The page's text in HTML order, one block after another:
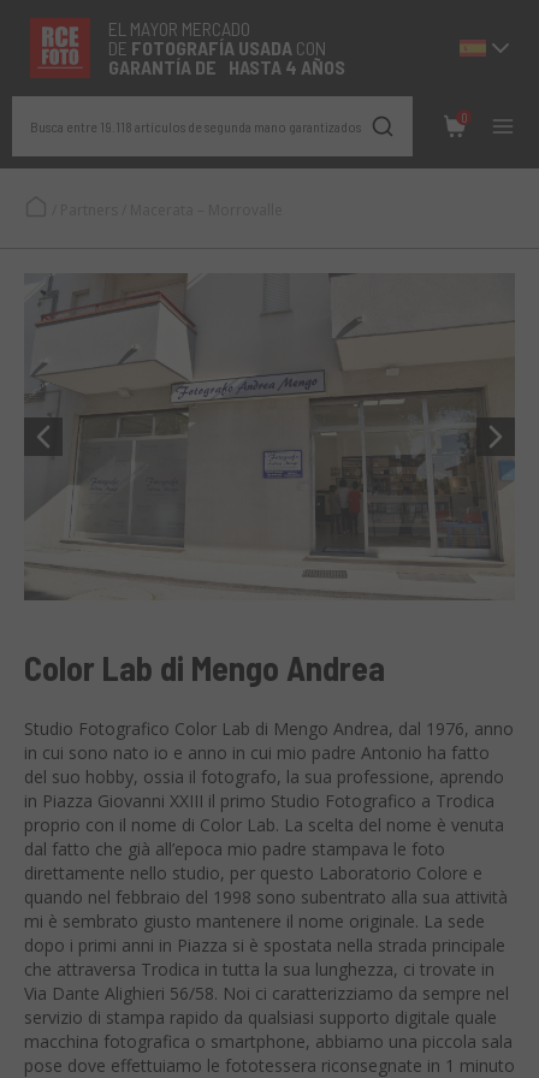
EL MAYOR MERCADO
DE FOTOGRAFÍA USADA CON
GARANTÍA DE HASTA 4 AÑOS
Busca entre 19.118 artículos de segunda mano garantizados
0
Color Lab di Mengo Andrea
Studio Fotografico Color Lab di Mengo Andrea, dal 1976, anno
in cui sono nato io e anno in cui mio padre Antonio ha fatto
del suo hobby, ossia il fotografo, la sua professione, aprendo
in Piazza Giovanni XXIII il primo Studio Fotografico a Trodica
proprio con il nome di Color Lab. La scelta del nome è venuta
dal fatto che già all’epoca mio padre stampava le foto
direttamente nello studio, per questo Laboratorio Colore e
quando nel febbraio del 1998 sono subentrato alla sua attività
mi è sembrato giusto mantenere il nome originale. La sede
dopo i primi anni in Piazza si è spostata nella strada principale
che attraversa Trodica in tutta la sua lunghezza, ci trovate in
Via Dante Alighieri 56/58. Noi ci caratterizziamo da sempre nel
servizio di stampa rapido da qualsiasi supporto digitale quale
macchina fotografica o smartphone, abbiamo una piccola sala
pose dove effettuiamo le fototessera riconsegnate in 1 minuto